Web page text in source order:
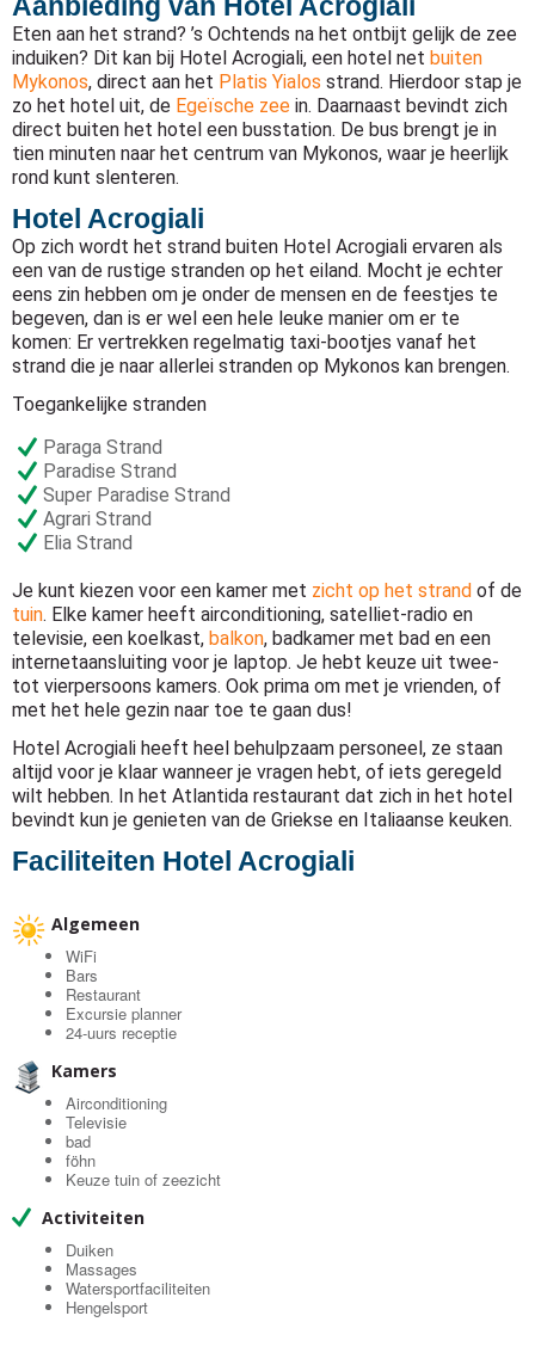
Eten aan het strand? ’s Ochtends na het ontbijt gelijk de zee
induiken? Dit kan bij Hotel Acrogiali, een hotel net buiten
Mykonos, direct aan het Platis Yialos strand. Hierdoor stap je
zo het hotel uit, de Egeïsche zee in. Daarnaast bevindt zich
direct buiten het hotel een busstation. De bus brengt je in
tien minuten naar het centrum van Mykonos, waar je heerlijk
rond kunt slenteren.
Hotel Acrogiali
Op zich wordt het strand buiten Hotel Acrogiali ervaren als
een van de rustige stranden op het eiland. Mocht je echter
eens zin hebben om je onder de mensen en de feestjes te
begeven, dan is er wel een hele leuke manier om er te
komen: Er vertrekken regelmatig taxi-bootjes vanaf het
strand die je naar allerlei stranden op Mykonos kan brengen.
Toegankelijke stranden
Paraga Strand
Paradise Strand
Super Paradise Strand
Agrari Strand
Elia Strand
Je kunt kiezen voor een kamer met zicht op het strand of de
tuin. Elke kamer heeft airconditioning, satelliet-radio en
televisie, een koelkast, balkon, badkamer met bad en een
internetaansluiting voor je laptop. Je hebt keuze uit twee-
tot vierpersoons kamers. Ook prima om met je vrienden, of
met het hele gezin naar toe te gaan dus!
Hotel Acrogiali heeft heel behulpzaam personeel, ze staan
altijd voor je klaar wanneer je vragen hebt, of iets geregeld
wilt hebben. In het Atlantida restaurant dat zich in het hotel
bevindt kun je genieten van de Griekse en Italiaanse keuken.
Faciliteiten Hotel Acrogiali
Algemeen
WiFi
Bars
Restaurant
Excursie planner
24-uurs receptie
Kamers
Airconditioning
Televisie
bad
föhn
Keuze tuin of zeezicht
Activiteiten
Duiken
Massages
Watersportfaciliteiten
Hengelsport